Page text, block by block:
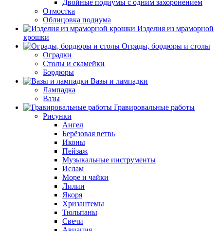
Двойные подиумы с одним захоронением
Отмостка
Облицовка подиума
Изделия из мраморной
крошки
Ограды, бордюры и столы
Оградки
Столы и скамейки
Бордюры
Вазы и лампадки
Лампадка
Вазы
Гравировальные работы
Рисунки
Ангел
Берёзовая ветвь
Иконы
Пейзаж
Музыкальные инструменты
Ислам
Море и чайки
Лилии
Якоря
Хризантемы
Тюльпаны
Свечи